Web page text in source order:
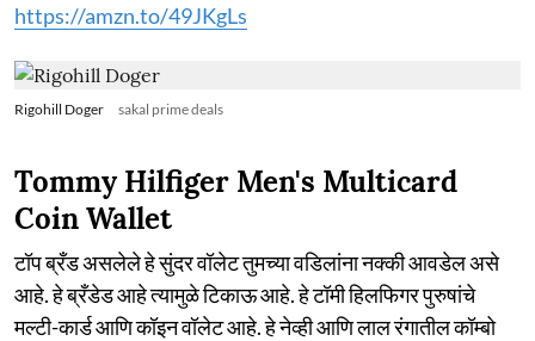
https://amzn.to/49JKgLs
Rigohill Doger sakal prime deals
Tommy Hilfiger Men's Multicard
Coin Wallet
टॉप ब्रँड असलेले हे सुंदर वॉलेट तुमच्या वडिलांना नक्की आवडेल असे
आहे. हे ब्रँडेड आहे त्यामुळे टिकाऊ आहे. हे टॉमी हिलफिगर पुरुषांचे
मल्टी-कार्ड आणि कॉइन वॉलेट आहे. हे नेव्ही आणि लाल रंगातील कॉम्बो